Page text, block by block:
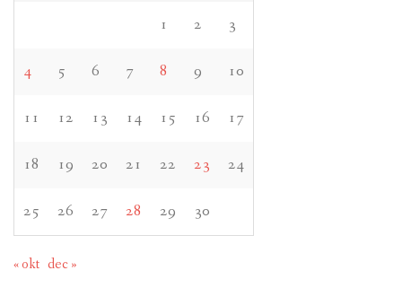
1 2 3
4 5 6 7 8 9 10
11 12 13 14 15 16 17
18 19 20 21 22 23 24
25 26 27 28 29 30
« okt dec »